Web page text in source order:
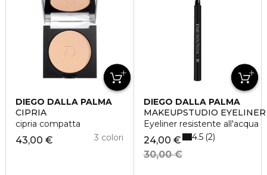
DIEGO DALLA PALMA
CIPRIA
cipria compatta
43,00 € 3 colori
DIEGO DALLA PALMA
MAKEUPSTUDIO EYELINER
Eyeliner resistente all'acqua
24,00 €
30,00 €
4.5 2